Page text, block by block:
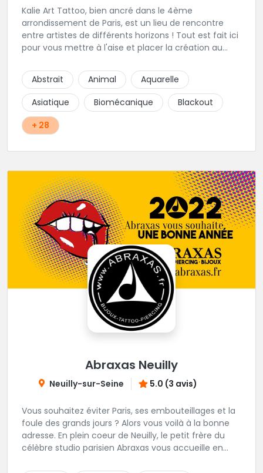
Kalie Art Tattoo, bien ancré dans le 4ème
arrondissement de Paris, est un lieu de rencontre
entre artistes de différents horizons ! Tout est fait ici
pour vous mettre à l'aise et placer la création au
Abstrait
Animal
Aquarelle
Asiatique
Biomécanique
Blackout
+ 28
Abraxas Neuilly
Neuilly-sur-Seine 5.0 (3 avis)
Vous souhaitez éviter Paris, ses embouteillages et la
foule des grands jours ? Alors vous voilà à la bonne
adresse. En plein coeur de Neuilly, le petit frère du
célèbre studio parisien Abraxas vous accueille en